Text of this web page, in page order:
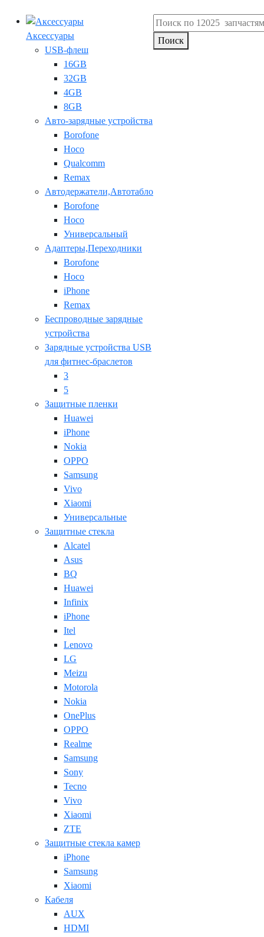
Аксессуары
USB-флеш
16GB
32GB
4GB
8GB
Авто-зарядные устройства
Borofone
Hoco
Qualcomm
Remax
Автодержатели,Автотабло
Borofone
Hoco
Универсальный
Адаптеры,Переходники
Borofone
Hoco
iPhone
Remax
Беспроводные зарядные
устройства
Зарядные устройства USB
для фитнес-браслетов
3
5
Защитные пленки
Huawei
iPhone
Nokia
OPPO
Samsung
Vivo
Xiaomi
Универсальные
Защитные стекла
Alcatel
Asus
BQ
Huawei
Infinix
iPhone
Itel
Lenovo
LG
Meizu
Motorola
Nokia
OnePlus
OPPO
Realme
Samsung
Sony
Tecno
Vivo
Xiaomi
ZTE
Защитные стекла камер
iPhone
Samsung
Xiaomi
Кабеля
AUX
HDMI
Поиск